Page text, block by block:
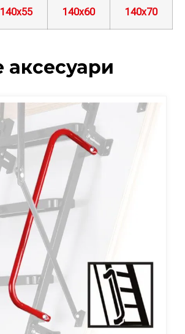
140х55 140х60 140х70